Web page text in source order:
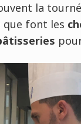
la
font les